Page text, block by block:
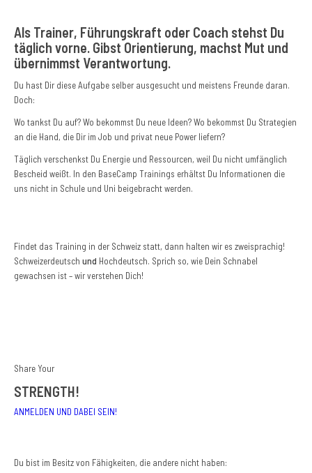
Als Trainer, Führungskraft oder Coach stehst Du
täglich vorne. Gibst Orientierung, machst Mut und
übernimmst Verantwortung.
Du hast Dir diese Aufgabe selber ausgesucht und meistens Freunde daran.
Doch:
Wo tankst Du auf? Wo bekommst Du neue Ideen? Wo bekommst Du Strategien
an die Hand, die Dir im Job und privat neue Power liefern?
Täglich verschenkst Du Energie und Ressourcen, weil Du nicht umfänglich
Bescheid weißt. In den BaseCamp Trainings erhältst Du Informationen die
uns nicht in Schule und Uni beigebracht werden.
Findet das Training in der Schweiz statt, dann halten wir es zweisprachig!
Schweizerdeutsch und Hochdeutsch. Sprich so, wie Dein Schnabel
gewachsen ist – wir verstehen Dich!
Share Your
STRENGTH!
ANMELDEN UND DABEI SEIN!
Du bist im Besitz von Fähigkeiten, die andere nicht haben: